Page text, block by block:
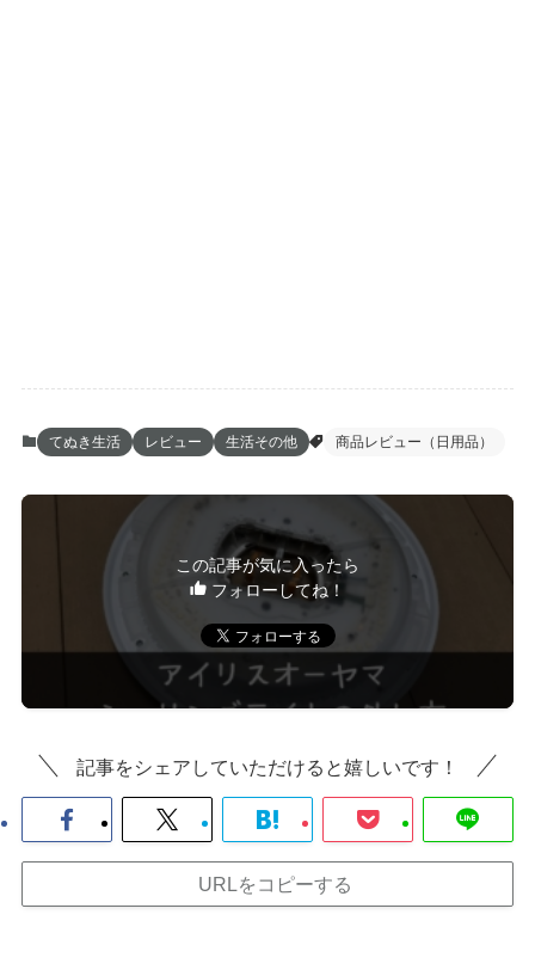
てぬき生活 レビュー 生活その他 商品レビュー（日用品）
この記事が気に入ったら
フォローしてね！
記事をシェアしていただけると嬉しいです！
URLをコピーする